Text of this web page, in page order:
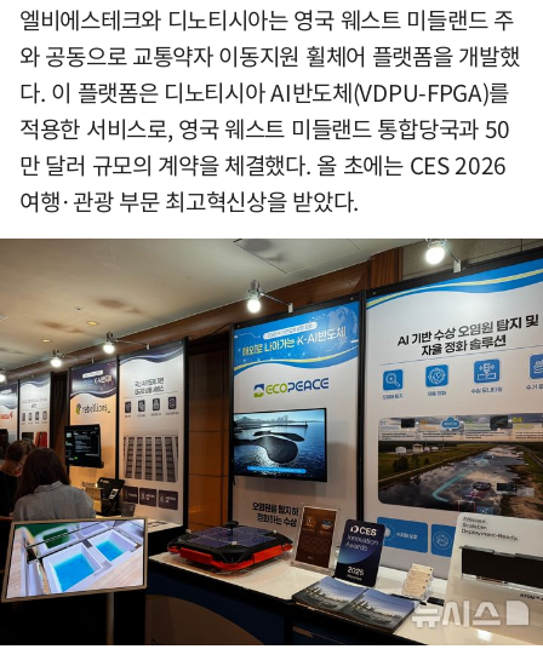
엘비에스테크와 디노티시아는 영국 웨스트 미들랜드 주
와 공동으로 교통약자 이동지원 휠체어 플랫폼을 개발했
다. 이 플랫폼은 디노티시아 AI반도체(VDPU-FPGA)를
적용한 서비스로, 영국 웨스트 미들랜드 통합당국과 50
만 달러 규모의 계약을 체결했다. 올 초에는 CES 2026
여행·관광 부문 최고혁신상을 받았다.